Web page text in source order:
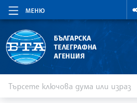
МЕНЮ
БЪЛГАРСКА
ТЕЛЕГРАФНА
АГЕНЦИЯ